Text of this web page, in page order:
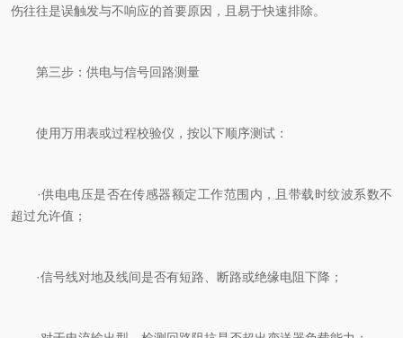
伤往往是误触发与不响应的首要原因，且易于快速排除。
第三步：供电与信号回路测量
使用万用表或过程校验仪，按以下顺序测试：
·供电电压是否在传感器额定工作范围内，且带载时纹波系数不
超过允许值；
·信号线对地及线间是否有短路、断路或绝缘电阻下降；